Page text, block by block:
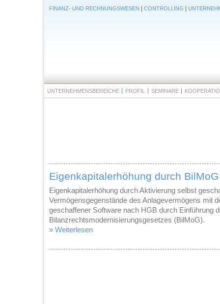
FINANZ- UND RECHNUNGSWESEN CONTROLLING
UNTERNEHMENSBEREICHE PROFIL SEMINARE
Eigenkapitalerhöhung durch BilMoG
Eigenkapitalerhöhung durch Aktivierung selbst
Vermögensgegenstände des Anlagevermögens mit
geschaffener Software nach HGB durch Einführung
Bilanzrechtsmodernisierungsgesetzes (BilMoG).
» Weiterlesen